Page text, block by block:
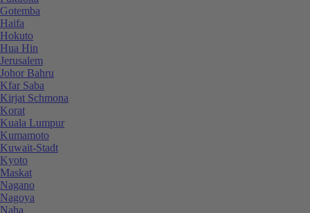
Gotemba
Haifa
Hokuto
Hua Hin
Jerusalem
Johor Bahru
Kfar Saba
Kirjat Schmona
Korat
Kuala Lumpur
Kumamoto
Kuwait-Stadt
Kyoto
Maskat
Nagano
Nagoya
Naha